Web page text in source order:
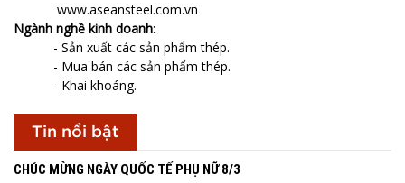
www.aseansteel.com.vn
Ngành nghề kinh doanh:
- Sản xuất các sản phẩm thép.
- Mua bán các sản phẩm thép.
- Khai khoáng.
Tin nổi bật
CHÚC MỪNG NGÀY QUỐC TẾ PHỤ NỮ 8/3